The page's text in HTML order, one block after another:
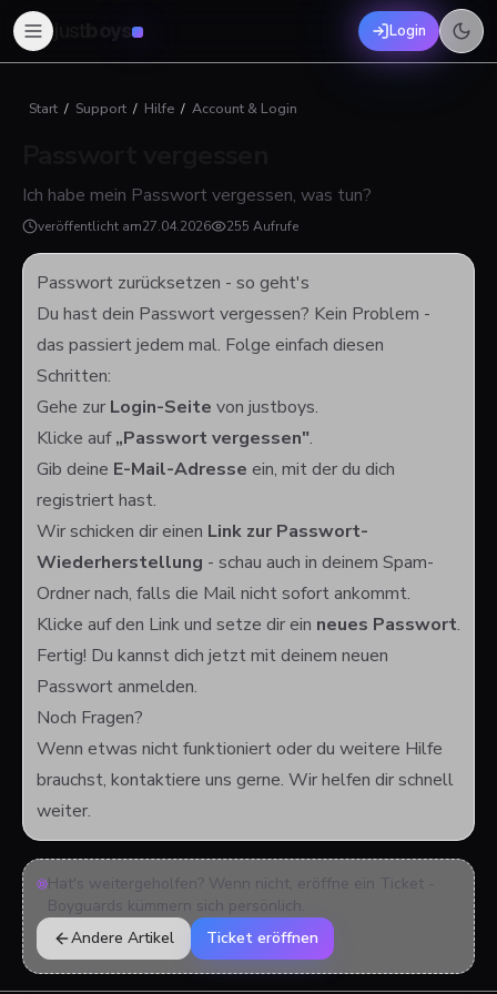
boys Login
Start / Support / Hilfe / Account & Login
Ich habe mein Passwort vergessen, was tun?
veröffentlicht am27.04.2026 255 Aufrufe
Passwort zurücksetzen - so geht's
Du hast dein Passwort vergessen? Kein Problem -
das passiert jedem mal. Folge einfach diesen
Schritten:
Gehe zur Login-Seite von justboys.
Klicke auf„Passwort vergessen".
Gib deine E-Mail-Adresse ein, mit der du dich
registriert hast.
Wir schicken dir einen Link zur Passwort-
Wiederherstellung - schau auch in deinem Spam-
Ordner nach, falls die Mail nicht sofort ankommt.
Klicke auf den Link und setze dir ein neues Passwort.
Fertig! Du kannst dich jetzt mit deinem neuen
Passwort anmelden.
Noch Fragen?
Wenn etwas nicht funktioniert oder du weitere Hilfe
brauchst, kontaktiere uns gerne. Wir helfen dir schnell
weiter.
Hat's weitergeholfen? Wenn nicht, eröffne ein Ticket -
Boyguards kümmern sich persönlich.
Andere Artikel
Ticket eröffnen